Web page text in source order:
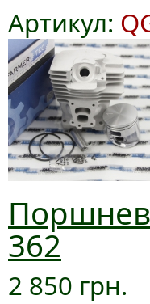
Артикул:
362
2 850 грн.